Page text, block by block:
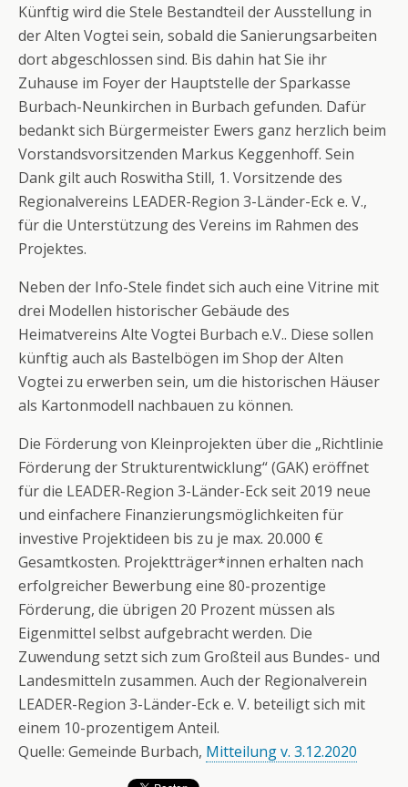
Künftig wird die Stele Bestandteil der Ausstellung in
der Alten Vogtei sein, sobald die Sanierungsarbeiten
dort abgeschlossen sind. Bis dahin hat Sie ihr
Zuhause im Foyer der Hauptstelle der Sparkasse
Burbach-Neunkirchen in Burbach gefunden. Dafür
bedankt sich Bürgermeister Ewers ganz herzlich beim
Vorstandsvorsitzenden Markus Keggenhoff. Sein
Dank gilt auch Roswitha Still, 1. Vorsitzende des
Regionalvereins LEADER-Region 3-Länder-Eck e. V.,
für die Unterstützung des Vereins im Rahmen des
Projektes.
Neben der Info-Stele findet sich auch eine Vitrine mit
drei Modellen historischer Gebäude des
Heimatvereins Alte Vogtei Burbach e.V.. Diese sollen
künftig auch als Bastelbögen im Shop der Alten
Vogtei zu erwerben sein, um die historischen Häuser
als Kartonmodell nachbauen zu können.
Die Förderung von Kleinprojekten über die „Richtlinie
Förderung der Strukturentwicklung“ (GAK) eröffnet
für die LEADER-Region 3-Länder-Eck seit 2019 neue
und einfachere Finanzierungsmöglichkeiten für
investive Projektideen bis zu je max. 20.000 €
Gesamtkosten. Projektträger*innen erhalten nach
erfolgreicher Bewerbung eine 80-prozentige
Förderung, die übrigen 20 Prozent müssen als
Eigenmittel selbst aufgebracht werden. Die
Zuwendung setzt sich zum Großteil aus Bundes- und
Landesmitteln zusammen. Auch der Regionalverein
LEADER-Region 3-Länder-Eck e. V. beteiligt sich mit
einem 10-prozentigem Anteil.
Quelle: Gemeinde Burbach, Mitteilung v. 3.12.2020